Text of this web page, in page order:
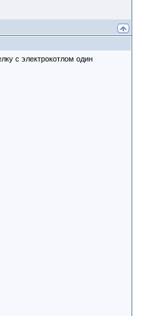
с электрокотлом один